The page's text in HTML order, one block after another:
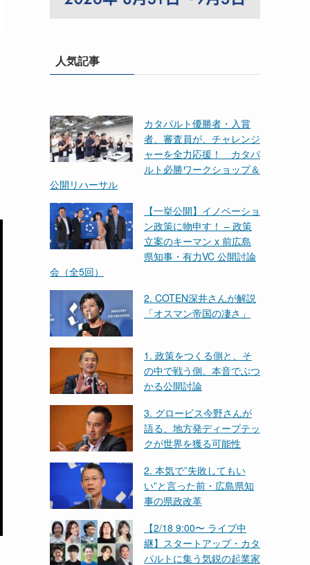
人気記事
カタパルト優勝者・入賞
者、審査員が、チャレンジ
ャーを全力応援！ カタパ
ルト必勝ワークショップ＆
公開リハーサル
【一挙公開】イノベーショ
ン政策に物申す！ – 政策
立案のキーマン x 前広島
県知事・有力VC 公開討論
会（全5回）
2. COTEN深井さんが解説
「オスマン帝国の凄さ」
1. 政策をつくる側と、そ
の中で戦う側。本音でぶつ
かる公開討論
3. グロービス今野さんが
語る、地方発ディープテッ
クが世界を獲る可能性
2. 本気で”失敗してもい
い”と言った前・広島県知
事の県政改革
【2/18 9:00〜 ライブ中
継】スタートアップ・カタ
パルトに集う気鋭の起業家